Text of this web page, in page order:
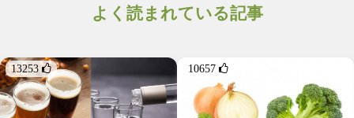
よく読まれている記事
13253  10657 